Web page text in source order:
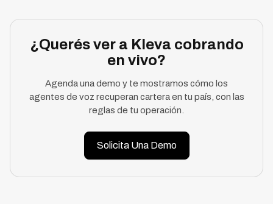
¿Querés ver a Kleva cobrando
en vivo?
Agenda una demo y te mostramos cómo los
agentes de voz recuperan cartera en tu país, con las
reglas de tu operación.
Solicita Una Demo